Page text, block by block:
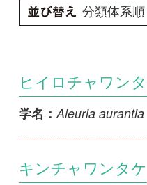
ヒイロチャワンタケ
キンチャワンタケ
オレンジサラタケ